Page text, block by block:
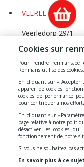
VEERLE
Veerledorp 29/1
VILVOORDE 2
VILVOORDE
VIRTON
Faubourg d'Arrival
VIRTON
VOSSEM
Cookies sur
Pour rendre
Renmans utilise des cookies.
En cliquant sur « Accepter
appareil de cookies
cookies de performance
pour contribuer à nos
En cliquant sur
page relative à notre
désactiver les cookies
fonctionnement de notre
Si vous ne souhaitez pas
En savoir plus à ce